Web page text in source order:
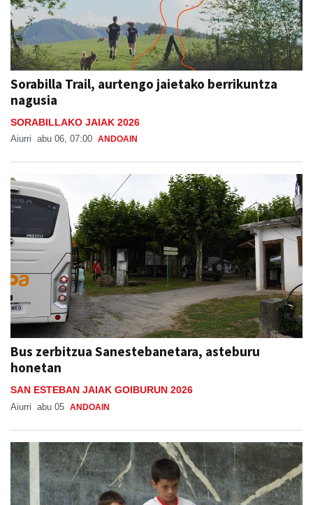
Sorabilla Trail, aurtengo jaietako berrikuntza
nagusia
SORABILLAKO JAIAK 2026
Aiurri abu 06, 07:00 ANDOAIN
Bus zerbitzua Sanestebanetara, asteburu
honetan
SAN ESTEBAN JAIAK GOIBURUN 2026
Aiurri abu 05 ANDOAIN